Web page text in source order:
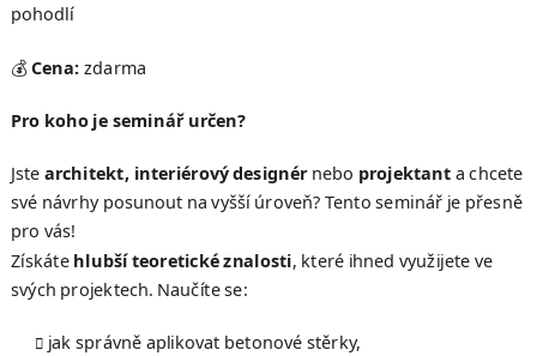
pohodlí
💰Cena: zdarma
Pro koho je seminář určen?
Jste architekt, interiérový designérnebo projektant a chcete
své návrhy posunout na vyšší úroveň? Tento seminář je přesně
pro vás!
Získáte hlubší teoretické znalosti, které ihned využijete ve
svých projektech. Naučíte se:
jak správně aplikovat betonové stěrky,